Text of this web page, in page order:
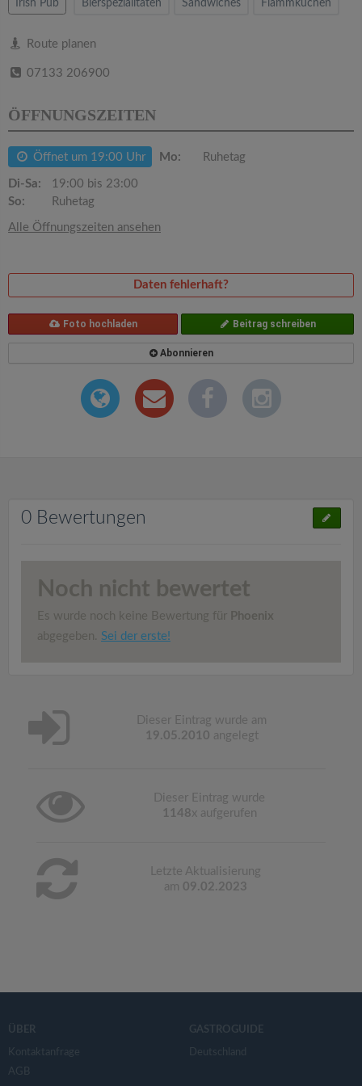
Irish Pub Bierspezialitäten Sandwiches Flammkuchen
Route planen
07133 206900
ÖFFNUNGSZEITEN
Öffnet um 19:00 Uhr Mo: Ruhetag
Di-Sa:
19:00 bis 23:00
So:
Ruhetag
Alle Öffnungszeiten ansehen
Daten fehlerhaft?
Foto hochladen Beitrag schreiben
Abonnieren
0 Bewertungen
Noch nicht bewertet
Es wurde noch keine Bewertung für Phoenix
abgegeben. Sei der erste!
Dieser Eintrag wurde am
19.05.2010 angelegt
Dieser Eintrag wurde
1148x aufgerufen
Letzte Aktualisierung
am 09.02.2023
ÜBER
Kontaktanfrage
AGB
GASTROGUIDE
Deutschland
i
a
n